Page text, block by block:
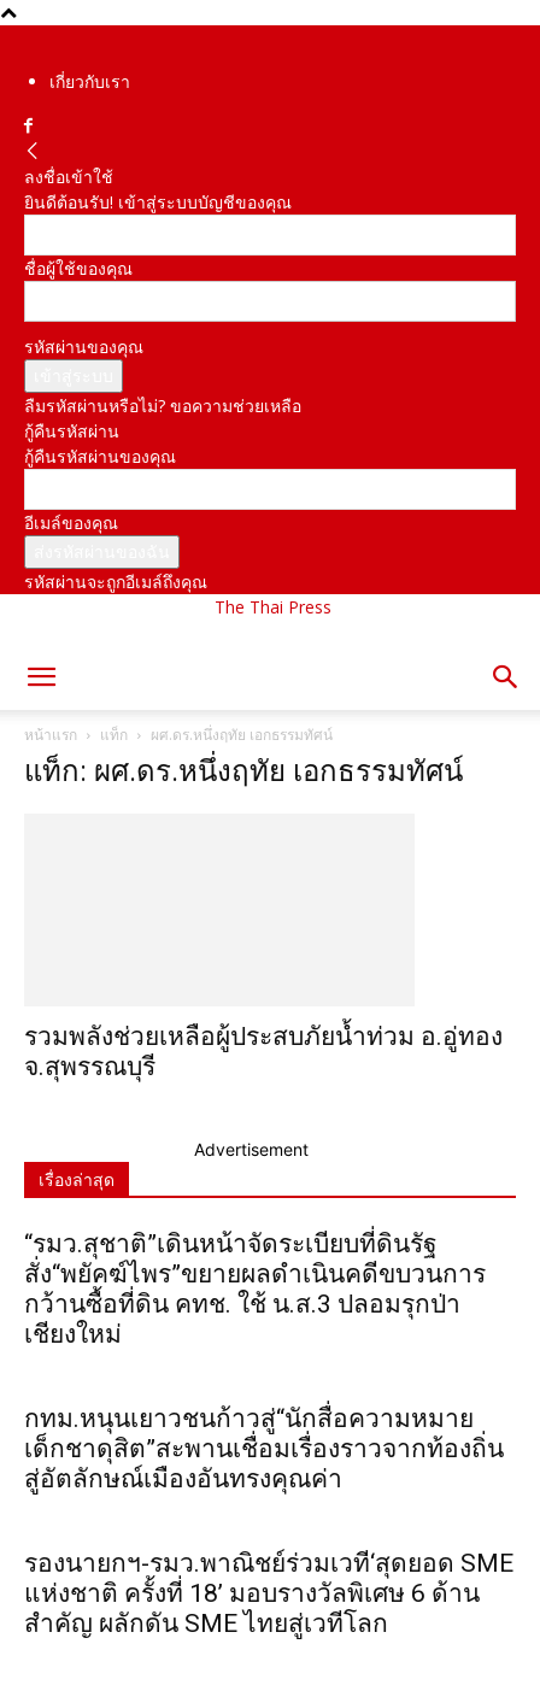
เกี่ยวกับเรา
ลงชื่อเข้าใช้
ยินดีต้อนรับ! เข้าสู่ระบบบัญชีของคุณ
ชื่อผู้ใช้ของคุณ
รหัสผ่านของคุณ
ลืมรหัสผ่านหรือไม่? ขอความช่วยเหลือ
กู้คืนรหัสผ่าน
กู้คืนรหัสผ่านของคุณ
อีเมล์ของคุณ
รหัสผ่านจะถูกอีเมล์ถึงคุณ
The Thai Press
หน้าแรก แท็ก ผศ.ดร.หนึ่งฤทัย เอกธรรมทัศน์
แท็ก: ผศ.ดร.หนึ่งฤทัย เอกธรรมทัศน์
รวมพลังช่วยเหลือผู้ประสบภัยน้ำท่วม อ.อู่ทอง
จ.สุพรรณบุรี
Advertisement
เรื่องล่าสุด
“รมว.สุชาติ”เดินหน้าจัดระเบียบที่ดินรัฐ
สั่ง“พยัคฆ์ไพร”ขยายผลดำเนินคดีขบวนการ
กว้านซื้อที่ดิน คทช. ใช้ น.ส.3 ปลอมรุกป่า
เชียงใหม่
กทม.หนุนเยาวชนก้าวสู่“นักสื่อความหมาย
เด็กชาดุสิต”สะพานเชื่อมเรื่องราวจากท้องถิ่น
สู่อัตลักษณ์เมืองอันทรงคุณค่า
รองนายกฯ-รมว.พาณิชย์ร่วมเวที‘สุดยอด SME
แห่งชาติ ครั้งที่ 18’ มอบรางวัลพิเศษ 6 ด้าน
สำคัญ ผลักดัน SME ไทยสู่เวทีโลก